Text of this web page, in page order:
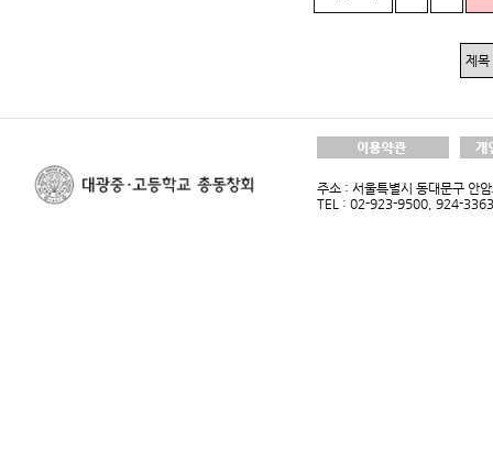
주소 : 서울특별시 동대문구
TEL : 02-923-9500, 924-